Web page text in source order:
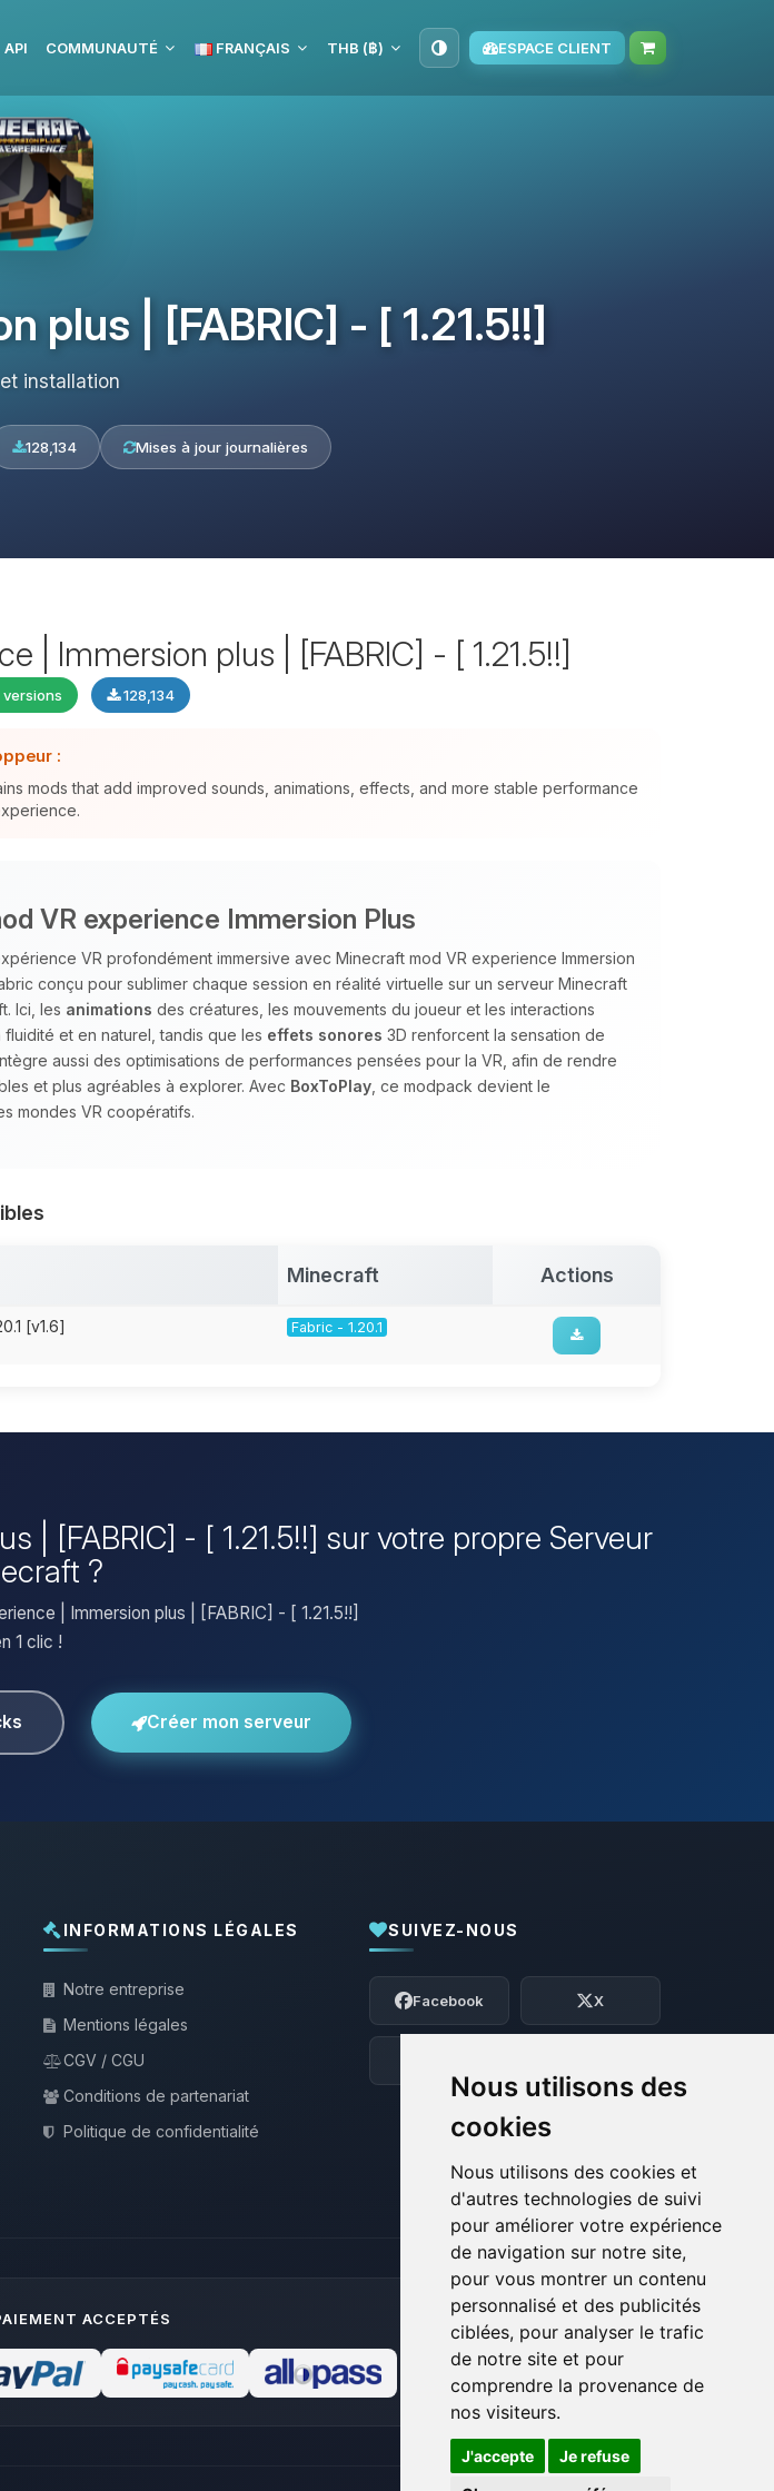
Nous utilisons des
cookies
Nous utilisons des cookies et
d'autres technologies de suivi
pour améliorer votre expérience
de navigation sur notre site,
pour vous montrer un contenu
personnalisé et des publicités
ciblées, pour analyser le trafic
de notre site et pour
comprendre la provenance de
nos visiteurs.
J'accepte
Je refuse
API COMMUNAUTÉ FRANÇAIS THB (฿) ESPACE CLIENT
plus | [FABRIC] - [ 1.21.5!!]
installation
128,134 Mises à jour journalières
| Immersion plus | [FABRIC] - [ 1.21.5!!]
versions 128,134
:
mods that add improved sounds, animations, effects, and more stable performance
VR experience Immersion Plus
VR profondément immersive avec Minecraft mod VR experience Immersion
conçu pour sublimer chaque session en réalité virtuelle sur un serveur Minecraft
Ici, les animations des créatures, les mouvements du joueur et les interactions
fluidité et en naturel, tandis que les effets sonores 3D renforcent la sensation de
aussi des optimisations de performances pensées pour la VR, afin de rendre
et plus agréables à explorer. Avec BoxToPlay , ce modpack devient le
mondes VR coopératifs.
Minecraft Actions
[v1.6] Fabric - 1.20.1
| [FABRIC] - [ 1.21.5!!] sur votre propre Serveur
?
| Immersion plus | [FABRIC] - [ 1.21.5!!]
1 clic !
Créer mon serveur
INFORMATIONS LÉGALES
Notre entreprise
Mentions légales
CGV / CGU
Conditions de partenariat
Politique de confidentialité
SUIVEZ-NOUS
Facebook X
ACCEPTÉS
Youpi, enfin quelqu’un pour me parler !
Moi c’est Choupy, ton petit assistant
BoxToPlay. Dis-moi ce dont tu as besoin
et je vais remuer mes petits circuits
06/08/2026 à 00:09